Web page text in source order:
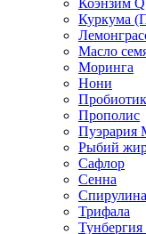
Коэнзим
Куркума
Масло
Моринга
Нони
Пробиотик
Прополис
Пуэрария
Рыбий
Сафлор
Сенна
Спирулина
Трифала
Тунбергия